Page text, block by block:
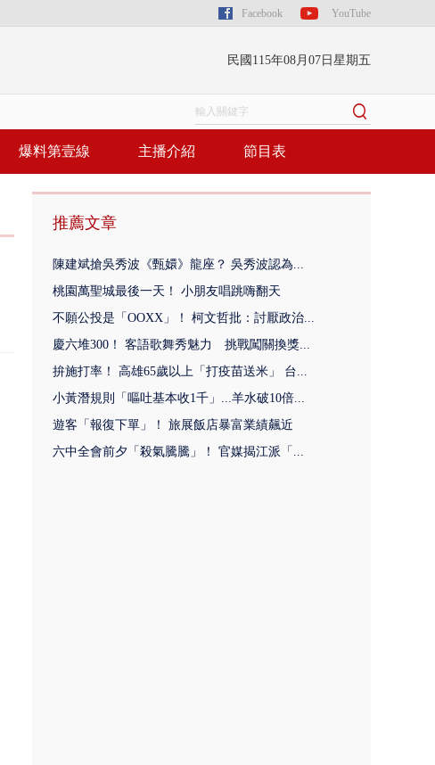
Facebook YouTube
民國115年08月07日星期五
爆料第壹線 主播介紹 節目表
推薦文章
陳建斌搶吳秀波《甄嬛》龍座？ 吳秀波認為...
桃園萬聖城最後一天！ 小朋友唱跳嗨翻天
不願公投是「OOXX」！ 柯文哲批：討厭政治...
慶六堆300！ 客語歌舞秀魅力 挑戰闖關換獎...
拚施打率！ 高雄65歲以上「打疫苗送米」 台...
小黃潛規則「嘔吐基本收1千」...羊水破10倍...
遊客「報復下單」！ 旅展飯店暴富業績飆近
六中全會前夕「殺氣騰騰」！ 官媒揭江派「...